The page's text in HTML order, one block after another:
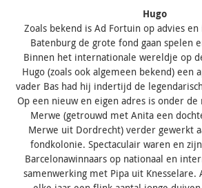
Hugo
Zoals bekend is Ad Fortuin op advies
Batenburg de grote fond gaan spelen
Binnen het internationale wereldje op
Hugo (zoals ook algemeen bekend) een
vader Bas had hij indertijd de
Op een nieuw en eigen adres is onder de
Merwe (getrouwd met Anita een
Merwe uit Dordrecht) verder gewerkt
fondkolonie. Spectaculair waren en
Barcelonawinnaars op nationaal en
samenwerking met Pipa uit